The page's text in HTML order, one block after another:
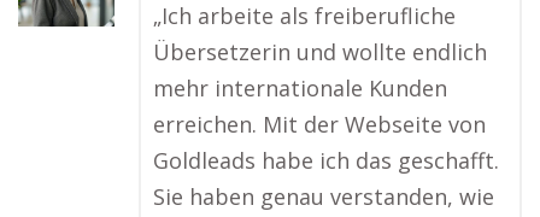
„Ich arbeite als freiberufliche
Übersetzerin und wollte endlich
mehr internationale Kunden
erreichen. Mit der Webseite von
Goldleads habe ich das geschafft.
Sie haben genau verstanden, wie